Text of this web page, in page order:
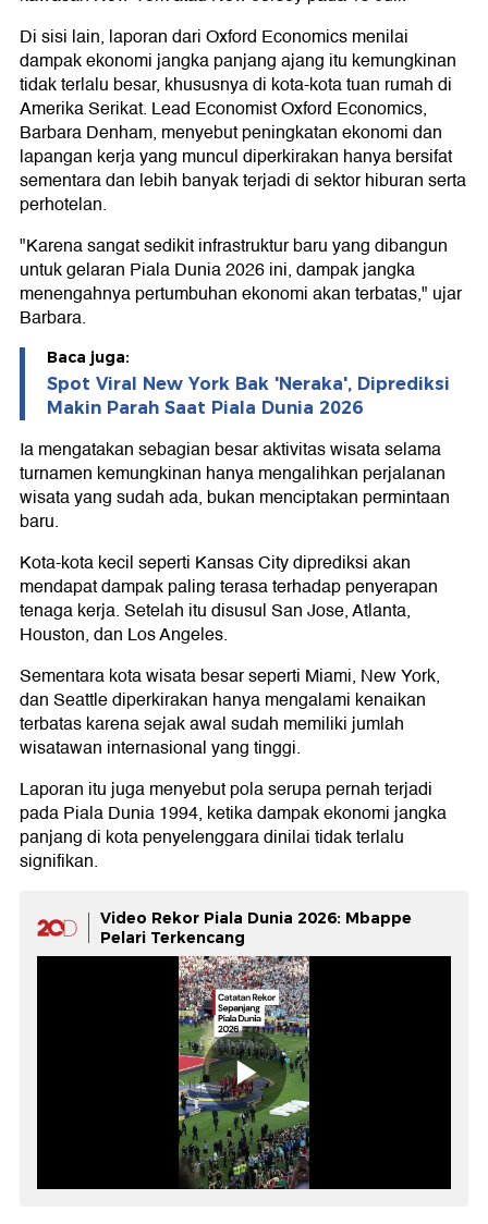
Di sisi lain, laporan dari Oxford Economics menilai
dampak ekonomi jangka panjang ajang itu kemungkinan
tidak terlalu besar, khususnya di kota-kota tuan rumah di
Amerika Serikat. Lead Economist Oxford Economics,
Barbara Denham, menyebut peningkatan ekonomi dan
lapangan kerja yang muncul diperkirakan hanya bersifat
sementara dan lebih banyak terjadi di sektor hiburan serta
perhotelan.
"Karena sangat sedikit infrastruktur baru yang dibangun
untuk gelaran Piala Dunia 2026 ini, dampak jangka
menengahnya pertumbuhan ekonomi akan terbatas," ujar
Barbara.
Baca juga:
Spot Viral New York Bak 'Neraka', Diprediksi
Makin Parah Saat Piala Dunia 2026
Ia mengatakan sebagian besar aktivitas wisata selama
turnamen kemungkinan hanya mengalihkan perjalanan
wisata yang sudah ada, bukan menciptakan permintaan
baru.
Kota-kota kecil seperti Kansas City diprediksi akan
mendapat dampak paling terasa terhadap penyerapan
tenaga kerja. Setelah itu disusul San Jose, Atlanta,
Houston, dan Los Angeles.
Sementara kota wisata besar seperti Miami, New York,
dan Seattle diperkirakan hanya mengalami kenaikan
terbatas karena sejak awal sudah memiliki jumlah
wisatawan internasional yang tinggi.
Laporan itu juga menyebut pola serupa pernah terjadi
pada Piala Dunia 1994, ketika dampak ekonomi jangka
panjang di kota penyelenggara dinilai tidak terlalu
signifikan.
Video Rekor Piala Dunia 2026: Mbappe
Pelari Terkencang